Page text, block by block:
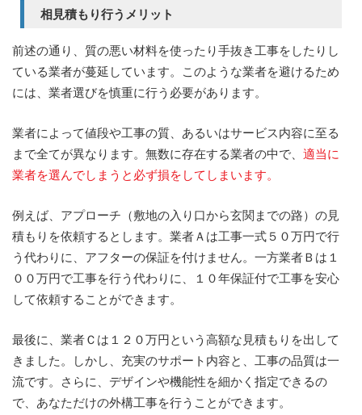
相見積もり行うメリット
前述の通り、質の悪い材料を使ったり手抜き工事をしたりし
ている業者が蔓延しています。このような業者を避けるため
には、業者選びを慎重に行う必要があります。
業者によって値段や工事の質、あるいはサービス内容に至る
まで全てが異なります。無数に存在する業者の中で、 適当に
業者を選んでしまうと必ず損をしてしまいます。
例えば、アプローチ（敷地の入り口から玄関までの路）の見
積もりを依頼するとします。業者Ａは工事一式５０万円で行
う代わりに、アフターの保証を付けません。一方業者Ｂは１
００万円で工事を行う代わりに、１０年保証付で工事を安心
して依頼することができます。
最後に、業者Ｃは１２０万円という高額な見積もりを出して
きました。しかし、充実のサポート内容と、工事の品質は一
流です。さらに、デザインや機能性を細かく指定できるの
で、あなただけの外構工事を行うことができます。